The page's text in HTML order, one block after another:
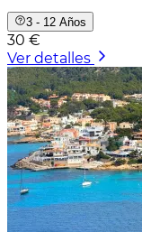
3 - 12 Años
30 €
Ver detalles